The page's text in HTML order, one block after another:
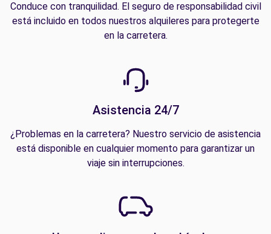
Conduce con tranquilidad. El seguro de responsabilidad civil
está incluido en todos nuestros alquileres para protegerte
en la carretera.
Asistencia 24/7
¿Problemas en la carretera? Nuestro servicio de asistencia
está disponible en cualquier momento para garantizar un
viaje sin interrupciones.